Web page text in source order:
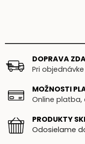
DOPRAVA
Pri
MOŽNOSTI
Online platba,
PRODUKTY
Odosielame